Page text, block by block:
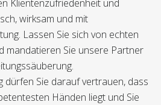
Klientenzufriedenheit und
wirksam und mit
Lassen Sie sich von echten
mandatieren Sie unsere Partner
dürfen Sie darauf vertrauen, dass
Händen liegt und Sie